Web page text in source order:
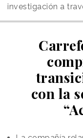
investigación a
con la